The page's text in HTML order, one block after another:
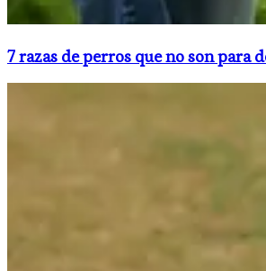
7 razas de perros que no son para